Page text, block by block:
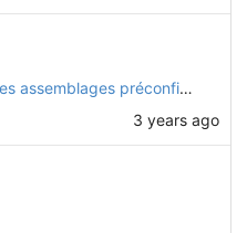
Ajout de code pour exporter des assemblages préconfigurés (basique, motorisée, solaire, intégrale)
3 years ago